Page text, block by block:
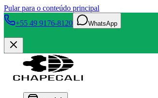
Pular para o conteúdo principal
+55 49 9176-8120
WhatsApp